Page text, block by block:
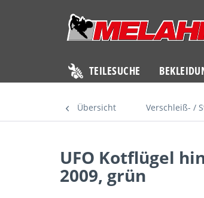
TEILESUCHE
Übersicht Verschleiß- /
UFO Kotflügel
2009, grün